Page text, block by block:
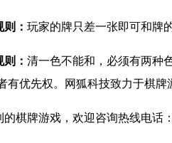
： 玩家的牌只差一张即可和牌
： 清一色不能和，必须有两种
有优先权。
网狐科技致力于棋牌
棋牌游戏，欢迎咨询热线电话：